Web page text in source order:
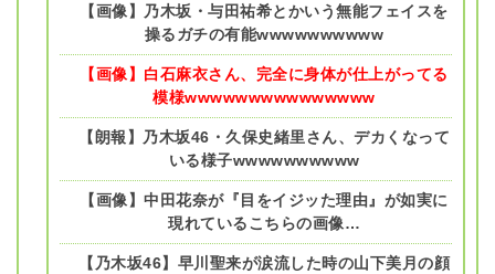
【画像】乃木坂・与田祐希とかいう無能フェイスを
操るガチの有能wwwwwwwwww
【画像】白石麻衣さん、完全に身体が仕上がってる
模様wwwwwwwwwwwwwww
【朗報】乃木坂46・久保史緒里さん、デカくなって
いる様子wwwwwwwwww
【画像】中田花奈が『目をイジッた理由』が如実に
現れているこちらの画像…
【乃木坂46】早川聖来が涙流した時の山下美月の顔